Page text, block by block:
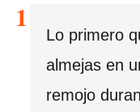
Lo primero
almejas en
remojo